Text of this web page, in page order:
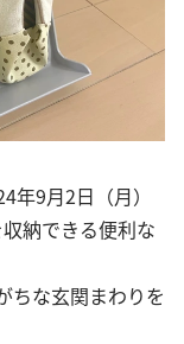
年9月2日（月）
納できる便利な
ちな玄関まわりを